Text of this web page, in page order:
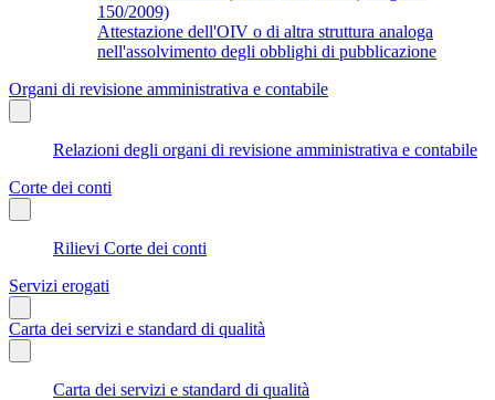
150/2009)
Attestazione dell'OIV o di altra struttura analoga
nell'assolvimento degli obblighi di pubblicazione
Organi di revisione amministrativa e contabile
Relazioni degli organi di revisione amministrativa e contabile
Corte dei conti
Rilievi Corte dei conti
Servizi erogati
Carta dei servizi e standard di qualità
Carta dei servizi e standard di qualità